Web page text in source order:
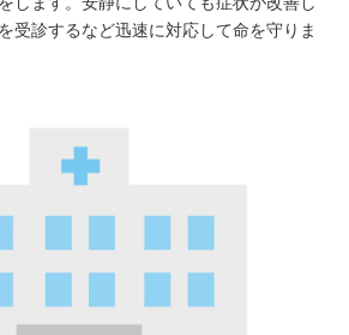
受診するなど迅速に対応して命を守りま